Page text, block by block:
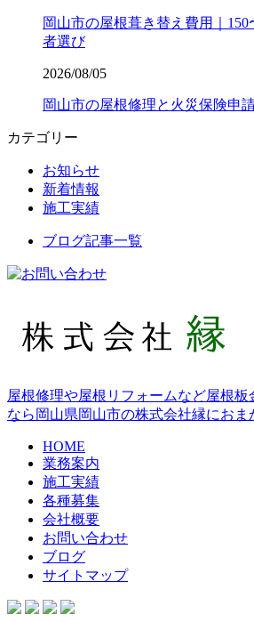
岡山市の屋根葺き替え費用｜150
者選び
2026/08/05
岡山市の屋根修理と火災保険申
カテゴリー
お知らせ
新着情報
施工実績
ブログ記事一覧
屋根修理や屋根リフォームなど屋根板
なら岡山県岡山市の株式会社縁におま
HOME
業務案内
施工実績
各種募集
会社概要
お問い合わせ
ブログ
サイトマップ